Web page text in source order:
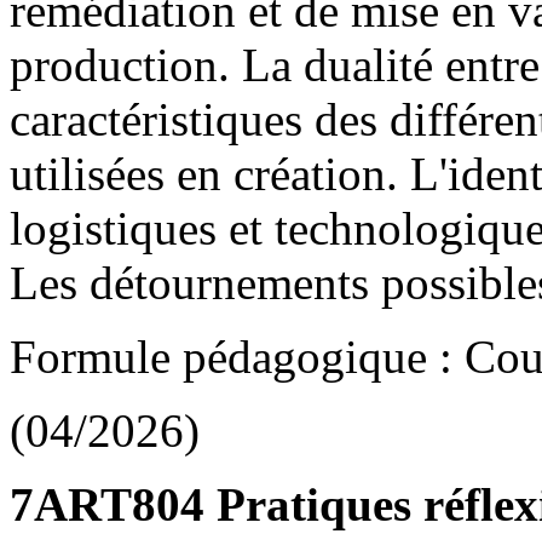
remédiation et de mise en
production. La dualité
caractéristiques des
utilisées en création.
logistiques et
Les détournements
Formule pédagogique :
(04/2026)
7ART804 Pratiques